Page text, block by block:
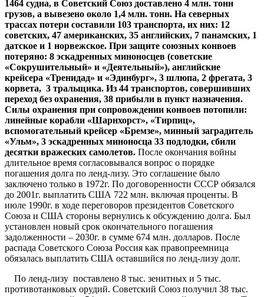
1464 судна, в Советский Союз доставлено 4 млн. тонн
грузов, а вывезено около 1,4 млн. тонн. На северных
трассах потери составили 103 транспорта, их них: 12
советских, 47 американских, 35 английских, 7 панамских, 1
датское и 1 норвежское. При защите союзных конвоев
потеряно: 8 эскадренных миноносцев (советские
«Сокрушительный» и «Деятельный»), английские
крейсера «Тренидад» и «Эдинбург», 3 шлюпа, 2 фрегата, 3
корвета, 3 тральщика. Из 44 транспортов, совершивших
переход без охранения, 38 прибыли в пункт назначения.
Силы охранения при сопровождении конвоев потопили:
линейные корабли «Шарнхорст», «Тирпиц»,
вспомогательный крейсер «Бремзе», минный заградитель
«Ульм», 3 эскадренных миноносца 33 подлодки, сбили
десятки вражеских самолетов. После окончания войны
длительное время согласовывался вопрос о порядке
погашения долга по ленд-лизу. Это соглашение было
заключено только в 1972г. По договоренности СССР обязался
до 2001г. выплатить США 722 млн. включая проценты. В
июле 1990г. в ходе переговоров президентов Советского
Союза и США стороны вернулись к обсуждению долга. Был
установлен новый срок окончательного погашения
задолженности – 2030г. в сумме 674 млн. долларов. После
распада Советского Союза Россия как правопреемница
обязалась выплатить США оставшийся по ленд-лизу долг.
По ленд-лизу поставлено 8 тыс. зенитных и 5 тыс.
противотанковых орудий. Советский Союз получил 38 тыс.